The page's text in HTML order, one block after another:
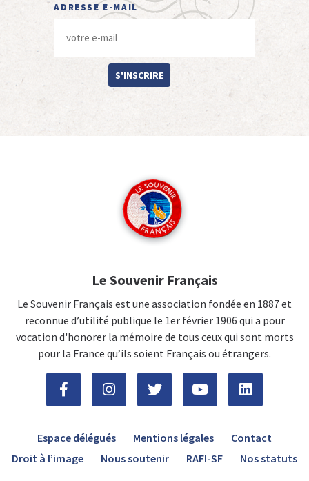
ADRESSE E-MAIL
S'INSCRIRE
Le Souvenir Français
Le Souvenir Français est une association fondée en 1887 et
reconnue d’utilité publique le 1er février 1906 qui a pour
vocation d'honorer la mémoire de tous ceux qui sont morts
pour la France qu’ils soient Français ou étrangers.
Espace délégués Mentions légales
Contact
Droit à l’image
Nous soutenir RAFI-SF Nos statuts